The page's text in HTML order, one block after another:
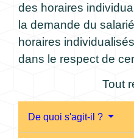
des horaires
la demande du
horaires
dans le respect de
Tout
De quoi s'agit-il ?